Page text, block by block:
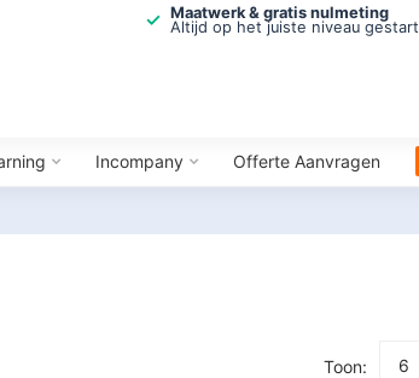
Maatwerk & gratis nulmeting
Altijd op het juiste niveau gestart
Incompany Offerte Aanvragen
Toon: